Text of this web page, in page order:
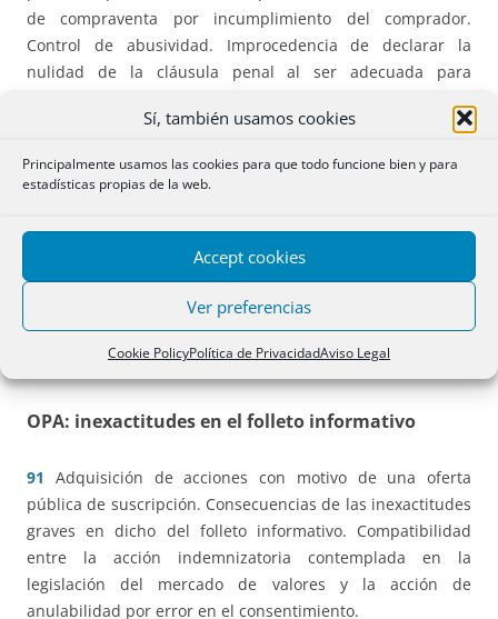
Sí, también usamos cookies
Principalmente usamos las cookies para que todo funcione bien y para
estadísticas propias de la web.
Accept cookies
Ver preferencias
Cookie PolicyPolítica de PrivacidadAviso Legal
de compraventa por incumplimiento del comprador.
Control de abusividad. Improcedencia de declarar la
nulidad de la cláusula penal al ser adecuada para
Adquisición de la propiedad de carácter originario por mor
consecuencia de una previsión estatutaria de una
asociación privada de fieles.
Complicidad concursal. Requisitos conforme al art. 166
del dolo del cómplice.
OPA: inexactitudes en el folleto informativo
91
Adquisición de acciones con motivo de una oferta
pública de suscripción. Consecuencias de las inexactitudes
graves en dicho del folleto informativo. Compatibilidad
entre la acción indemnizatoria contemplada en la
legislación del mercado de valores y la acción de
anulabilidad por error en el consentimiento.